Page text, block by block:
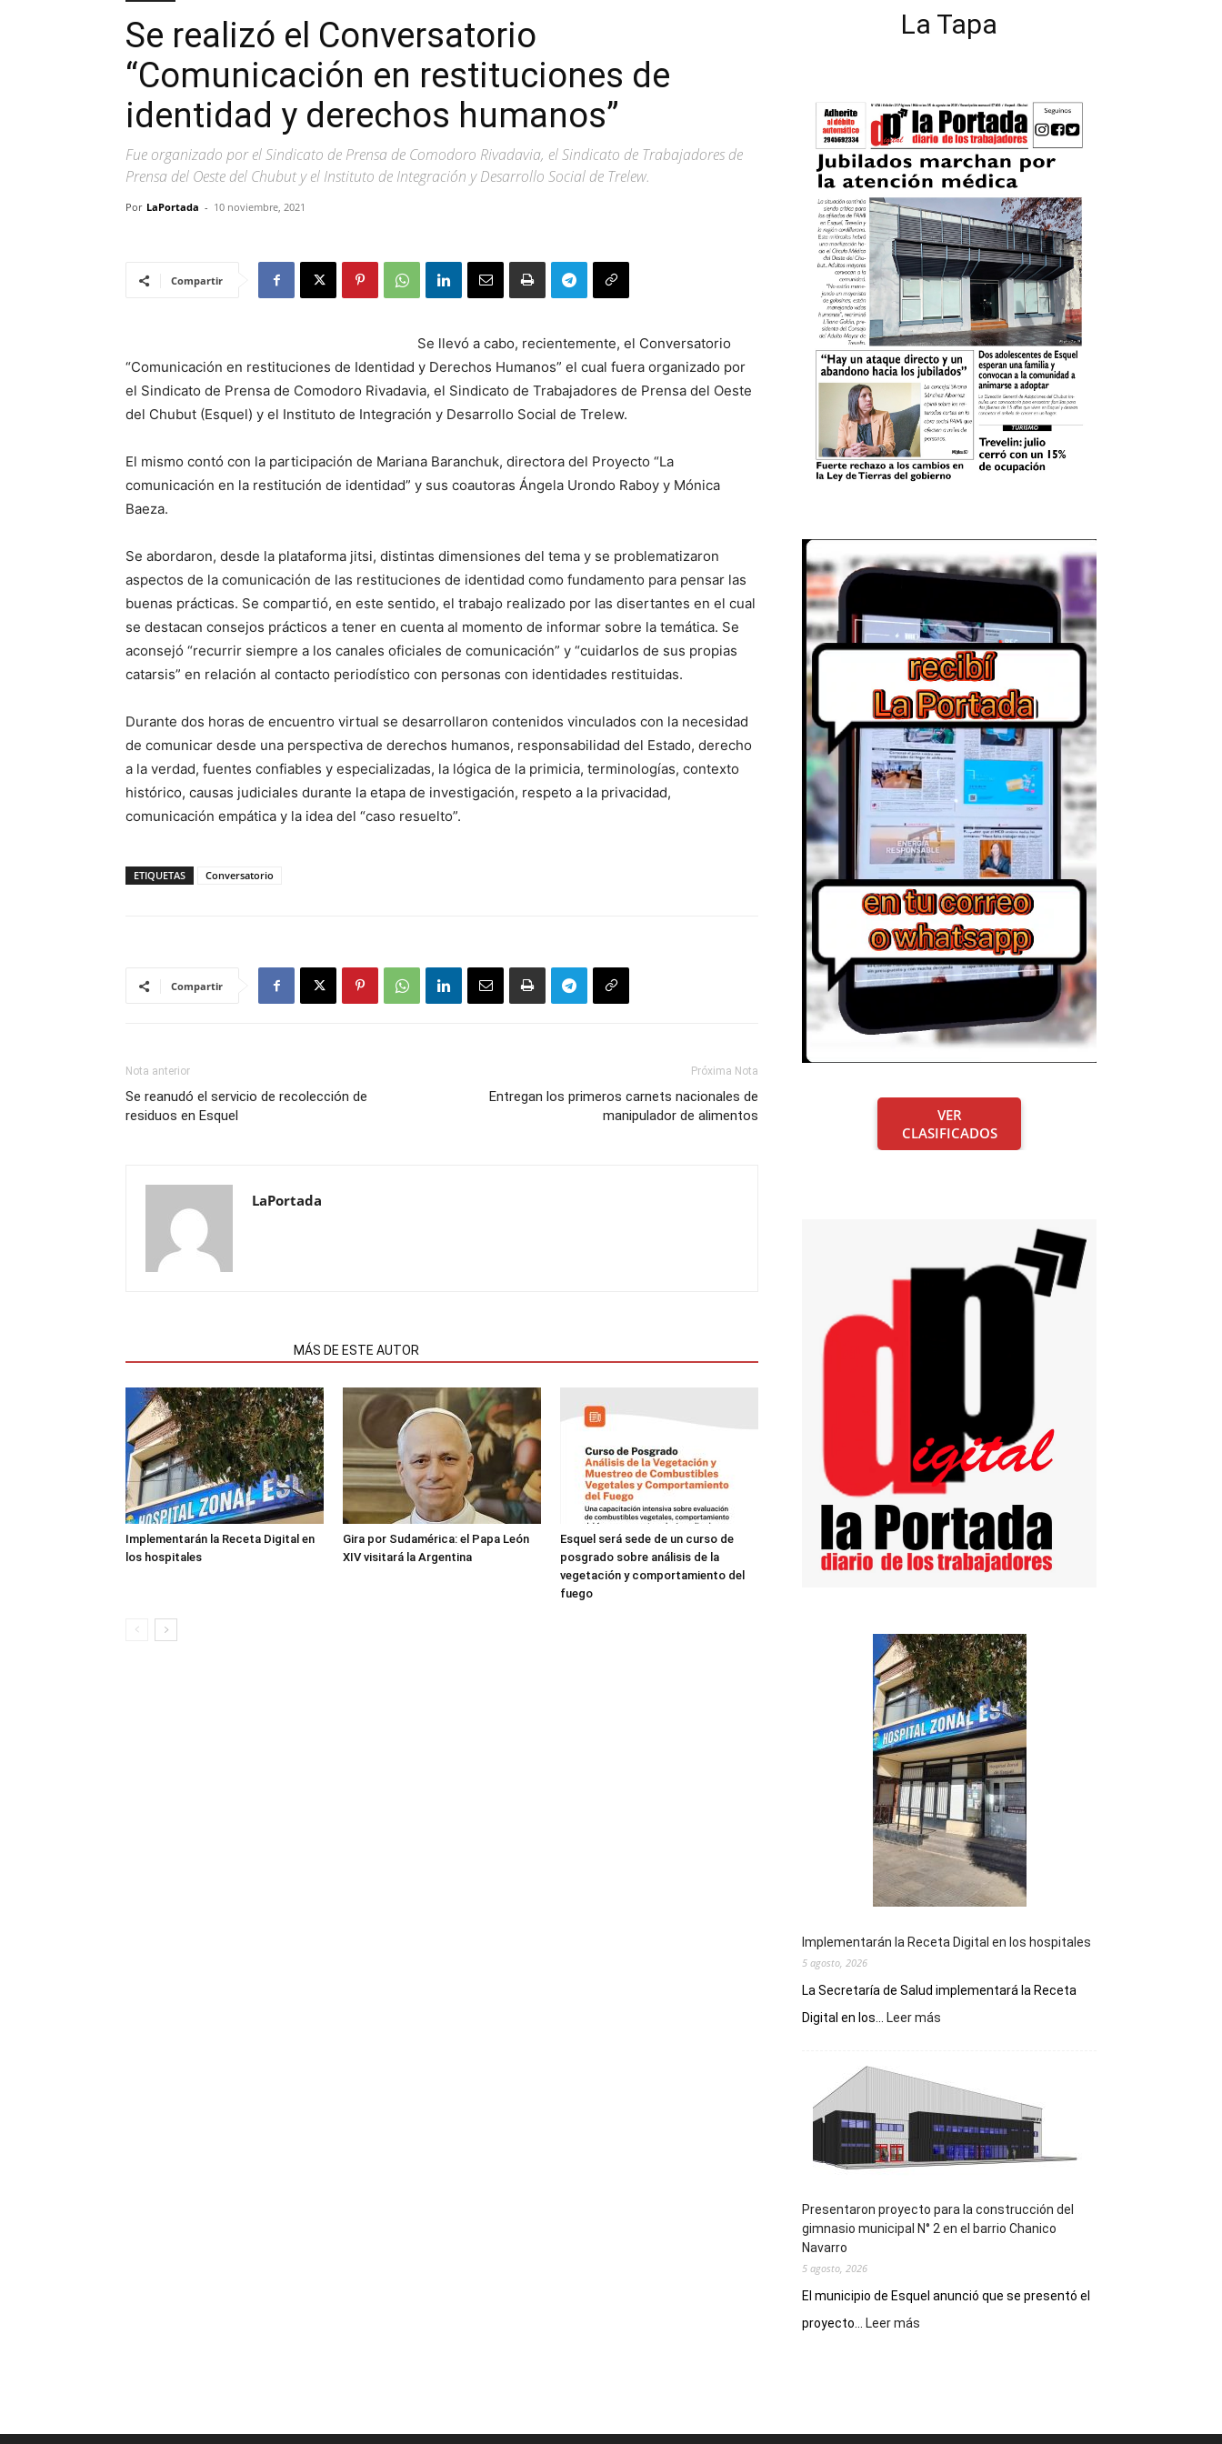
Se realizó el Conversatorio
“Comunicación en restituciones de
identidad y derechos humanos”
Fue organizado por el Sindicato de Prensa de Comodoro Rivadavia, el Sindicato de Trabajadores de
Prensa del Oeste del Chubut y el Instituto de Integración y Desarrollo Social de Trelew.
Por LaPortada - 10 noviembre, 2021
Compartir
Se llevó a cabo, recientemente, el Conversatorio
“Comunicación en restituciones de Identidad y Derechos Humanos” el cual fuera organizado por
el Sindicato de Prensa de Comodoro Rivadavia, el Sindicato de Trabajadores de Prensa del Oeste
del Chubut (Esquel) y el Instituto de Integración y Desarrollo Social de Trelew.
El mismo contó con la participación de Mariana Baranchuk, directora del Proyecto “La
comunicación en la restitución de identidad” y sus coautoras Ángela Urondo Raboy y Mónica
Baeza.
Se abordaron, desde la plataforma jitsi, distintas dimensiones del tema y se problematizaron
aspectos de la comunicación de las restituciones de identidad como fundamento para pensar las
buenas prácticas. Se compartió, en este sentido, el trabajo realizado por las disertantes en el cual
se destacan consejos prácticos a tener en cuenta al momento de informar sobre la temática. Se
aconsejó “recurrir siempre a los canales oficiales de comunicación” y “cuidarlos de sus propias
catarsis” en relación al contacto periodístico con personas con identidades restituidas.
Durante dos horas de encuentro virtual se desarrollaron contenidos vinculados con la necesidad
de comunicar desde una perspectiva de derechos humanos, responsabilidad del Estado, derecho
a la verdad, fuentes confiables y especializadas, la lógica de la primicia, terminologías, contexto
histórico, causas judiciales durante la etapa de investigación, respeto a la privacidad,
comunicación empática y la idea del “caso resuelto”.
ETIQUETAS Conversatorio
Compartir
Nota anterior
Se reanudó el servicio de recolección de
residuos en Esquel
Próxima Nota
Entregan los primeros carnets nacionales de
manipulador de alimentos
LaPortada
MÁS DE ESTE AUTOR
Implementarán la Receta Digital en
los hospitales
Gira por Sudamérica: el Papa León
XIV visitará la Argentina
Esquel será sede de un curso de
posgrado sobre análisis de la
vegetación y comportamiento del
fuego
La Tapa
VER
CLASIFICADOS
Implementarán la Receta Digital en los hospitales
5 agosto, 2026
La Secretaría de Salud implementará la Receta
Digital en los...
Leer más
Digital
en
los
hospitales
Presentaron proyecto para la construcción del
gimnasio municipal N° 2 en el barrio Chanico
Navarro
5 agosto, 2026
El municipio de Esquel anunció que se presentó el
proyecto...
Leer más
del